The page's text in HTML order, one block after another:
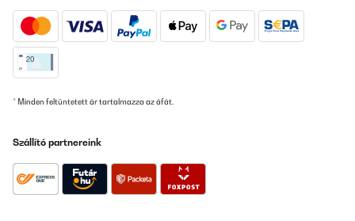
ELLENŐRZÖTT ÉRTÉKELÉS
Funktionen sind Ok bin der Meinung die Histerese der Temperatur
Größe der Backbleche von der allgemeinen Größe so abweichen
Fordítsd le
* Minden feltüntetett ár tartalmazza az áfát.
Szállító partnereink